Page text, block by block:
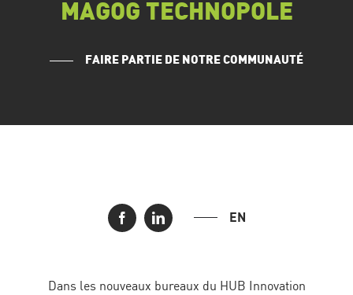
MAGOG TECHNOPOLE
FAIRE PARTIE DE NOTRE COMMUNAUTÉ
EN
Dans les nouveaux bureaux du HUB Innovation